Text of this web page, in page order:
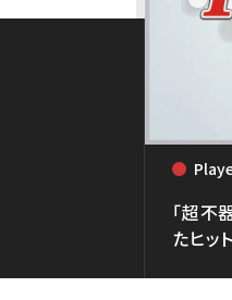
「超不
たヒッ